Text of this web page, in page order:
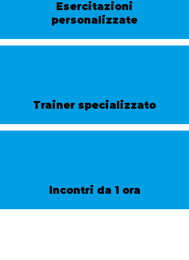
Esercitazioni
personalizzate
Trainer specializzato
Incontri da 1 ora